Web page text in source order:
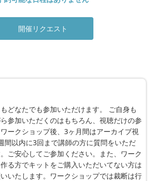
開催リクエスト
どなたでも参加いただけます。 ご自身も
参加いただくのはもちろん、視聴だけの参
ークショップ後、3ヶ月間はアーカイブ視
間以内に3回まで講師の方に質問をいただ
ご安心してご参加ください。また、ワーク
る方でキットをご購入いただいてない方は
いたします。ワークショップでは裁断は行